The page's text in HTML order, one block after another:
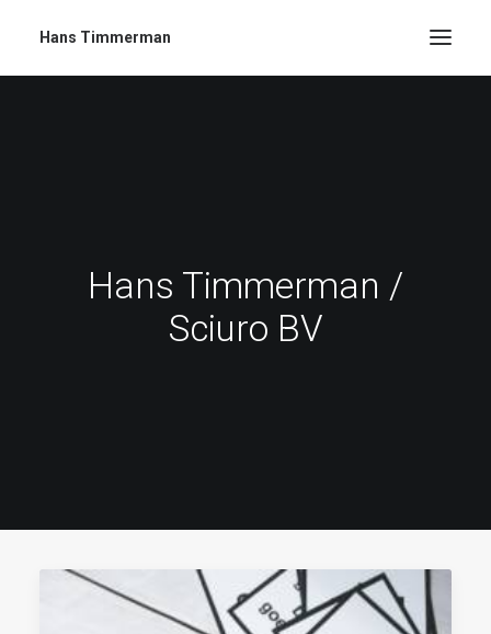
Hans Timmerman
Hans Timmerman /
Sciuro BV